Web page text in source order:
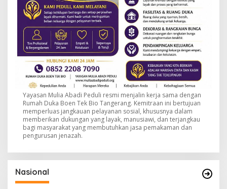
Yayasan Mulia Abadi Peduli resmi menjalin kerja sama dengan
Rumah Duka Boen Tek Bio Tangerang. Kemitraan ini bertujuan
memperluas jangkauan pelayanan sosial, khususnya dalam
memberikan dukungan yang layak, manusiawi, dan terjangkau
bagi masyarakat yang membutuhkan jasa pemakaman dan
pengurusan jenazah.
Nasional